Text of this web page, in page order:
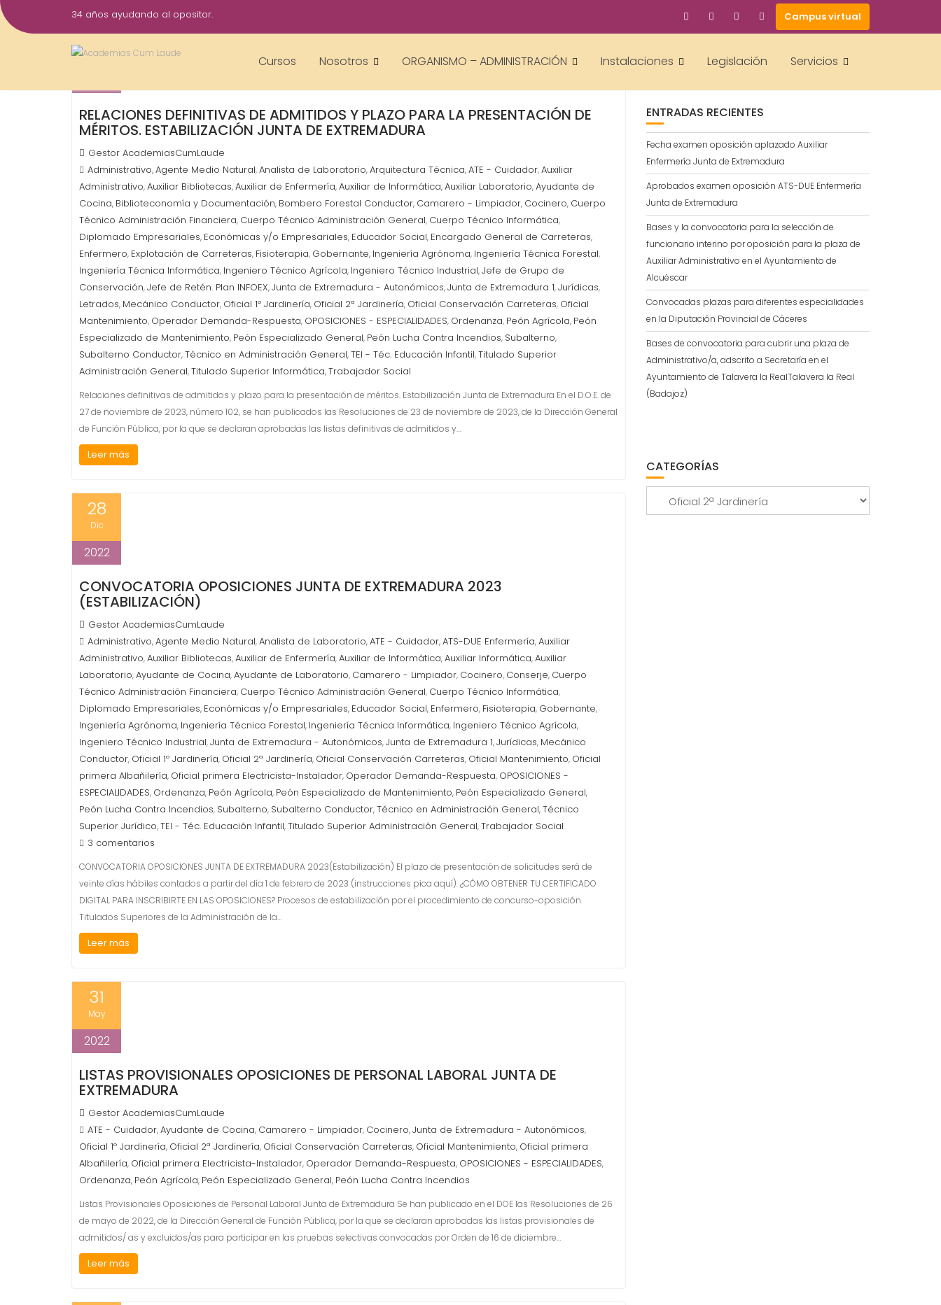
Saltar
al
34 años ayudando al opositor. Campus virtual
Cursos Nosotros ORGANISMO – ADMINISTRACIÓN Instalaciones Legislación Servicios
27
Nov
RELACIONES DEFINITIVAS DE ADMITIDOS Y PLAZO PARA LA PRESENTACIÓN DE
MÉRITOS. ESTABILIZACIÓN JUNTA DE EXTREMADURA
Gestor AcademiasCumLaude
Administrativo,Agente Medio Natural,Analista de Laboratorio,Arquitectura Técnica,ATE - Cuidador,Auxiliar
Administrativo,Auxiliar Bibliotecas,Auxiliar de Enfermería,Auxiliar de Informática,Auxiliar Laboratorio,Ayudante de
Cocina, Biblioteconomía y Documentación, Bombero Forestal Conductor, Camarero - Limpiador, Cocinero, Cuerpo
Técnico Administración Financiera, Cuerpo Técnico Administración General, Cuerpo Técnico Informática,
Diplomado Empresariales, Económicas y/o Empresariales, Educador Social, Encargado General de Carreteras,
Enfermero, Explotación de Carreteras, Fisioterapia, Gobernante, Ingeniería Agrónoma, Ingeniería Técnica Forestal,
Ingeniería Técnica Informática, Ingeniero Técnico Agrícola, Ingeniero Técnico Industrial,Jefe de Grupo de
Conservación,Jefe de Retén. Plan INFOEX,Junta de Extremadura - Autonómicos,Junta de Extremadura 1,Jurídicas,
Letrados, Mecánico Conductor, Oficial 1º Jardinería, Oficial 2ª Jardinería, Oficial Conservación Carreteras, Oficial
Mantenimiento, Operador Demanda-Respuesta, OPOSICIONES - ESPECIALIDADES, Ordenanza, Peón Agrícola, Peón
Especializado de Mantenimiento, Peón Especializado General, Peón Lucha Contra Incendios, Subalterno,
Subalterno Conductor,Técnico en Administración General,TEI - Téc. Educación Infantil,Titulado Superior
Administración General,Titulado Superior Informática,Trabajador Social
Relaciones definitivas de admitidos y plazo para la presentación de méritos. Estabilización Junta de Extremadura En el D.O.E. de
27 de noviembre de 2023, número 102, se han publicados las Resoluciones de 23 de noviembre de 2023, de la Dirección General
de Función Pública, por la que se declaran aprobadas las listas definitivas de admitidos y…
Leer más
28
Dic
2022
CONVOCATORIA OPOSICIONES JUNTA DE EXTREMADURA 2023
(ESTABILIZACIÓN)
Gestor AcademiasCumLaude
Administrativo,Agente Medio Natural,Analista de Laboratorio,ATE - Cuidador,ATS-DUE Enfermería,Auxiliar
Administrativo,Auxiliar Bibliotecas,Auxiliar de Enfermería,Auxiliar de Informática,Auxiliar Informática,Auxiliar
Laboratorio,Ayudante de Cocina,Ayudante de Laboratorio, Camarero - Limpiador, Cocinero, Conserje, Cuerpo
Técnico Administración Financiera, Cuerpo Técnico Administración General, Cuerpo Técnico Informática,
Diplomado Empresariales, Económicas y/o Empresariales, Educador Social, Enfermero, Fisioterapia, Gobernante,
Ingeniería Agrónoma, Ingeniería Técnica Forestal, Ingeniería Técnica Informática, Ingeniero Técnico Agrícola,
Ingeniero Técnico Industrial,Junta de Extremadura - Autonómicos,Junta de Extremadura 1,Jurídicas, Mecánico
Conductor, Oficial 1º Jardinería, Oficial 2ª Jardinería, Oficial Conservación Carreteras, Oficial Mantenimiento, Oficial
primera Albañilería, Oficial primera Electricista-Instalador, Operador Demanda-Respuesta, OPOSICIONES -
ESPECIALIDADES, Ordenanza, Peón Agrícola, Peón Especializado de Mantenimiento, Peón Especializado General,
Peón Lucha Contra Incendios, Subalterno, Subalterno Conductor,Técnico en Administración General,Técnico
Superior Jurídico,TEI - Téc. Educación Infantil,Titulado Superior Administración General,Trabajador Social
3 comentarios
CONVOCATORIA OPOSICIONES JUNTA DE EXTREMADURA 2023(Estabilización) El plazo de presentación de solicitudes será de
veinte días hábiles contados a partir del día 1 de febrero de 2023 (instrucciones pica aquí). ¿CÓMO OBTENER TU CERTIFICADO
DIGITAL PARA INSCRIBIRTE EN LAS OPOSICIONES? Procesos de estabilización por el procedimiento de concurso-oposición.
Titulados Superiores de la Administración de la…
Leer más
31
May
2022
LISTAS PROVISIONALES OPOSICIONES DE PERSONAL LABORAL JUNTA DE
EXTREMADURA
Gestor AcademiasCumLaude
ATE - Cuidador,Ayudante de Cocina, Camarero - Limpiador, Cocinero,Junta de Extremadura - Autonómicos,
Oficial 1º Jardinería, Oficial 2ª Jardinería, Oficial Conservación Carreteras, Oficial Mantenimiento, Oficial primera
Albañilería, Oficial primera Electricista-Instalador, Operador Demanda-Respuesta, OPOSICIONES - ESPECIALIDADES,
Ordenanza, Peón Agrícola, Peón Especializado General, Peón Lucha Contra Incendios
Listas Provisionales Oposiciones de Personal Laboral Junta de Extremadura Se han publicado en el DOE las Resoluciones de 26
de mayo de 2022, de la Dirección General de Función Pública, por la que se declaran aprobadas las listas provisionales de
admitidos/ as y excluidos/as para participar en las pruebas selectivas convocadas por Orden de 16 de diciembre…
Leer más
ENTRADAS RECIENTES
Fecha examen oposición aplazado Auxiliar
Enfermería Junta de Extremadura
Aprobados examen oposición ATS-DUE Enfermería
Junta de Extremadura
Bases y la convocatoria para la selección de
funcionario interino por oposición para la plaza de
Auxiliar Administrativo en el Ayuntamiento de
Alcuéscar
Convocadas plazas para diferentes especialidades
en la Diputación Provincial de Cáceres
Bases de convocatoria para cubrir una plaza de
Administrativo/a, adscrito a Secretaría en el
Ayuntamiento de Talavera la RealTalavera la Real
(Badajoz)
CATEGORÍAS